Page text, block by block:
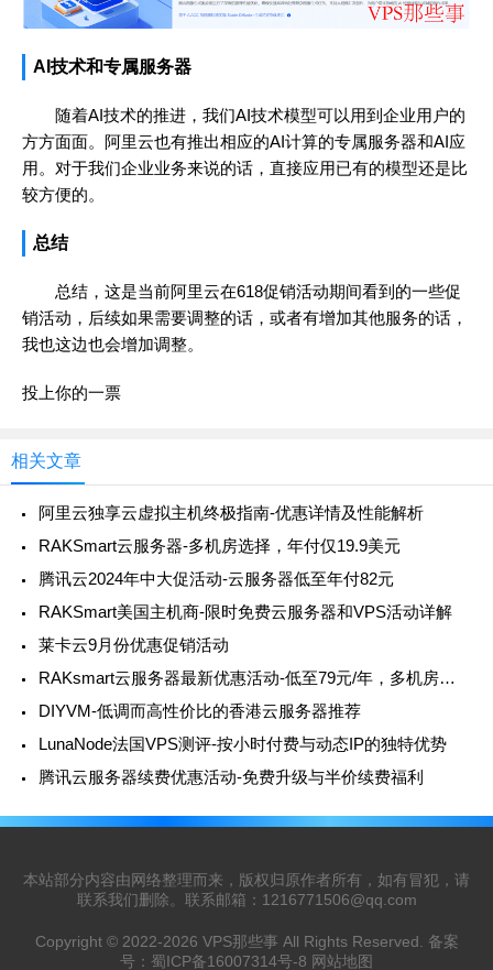
AI技术和专属服务器
随着AI技术的推进，我们AI技术模型可以用到企业用户的
方方面面。阿里云也有推出相应的AI计算的专属服务器和AI应
用。对于我们企业业务来说的话，直接应用已有的模型还是比
较方便的。
总结
总结，这是当前阿里云在618促销活动期间看到的一些促
销活动，后续如果需要调整的话，或者有增加其他服务的话，
我也这边也会增加调整。
投上你的一票
相关文章
阿里云独享云虚拟主机终极指南-优惠详情及性能解析
RAKSmart云服务器-多机房选择，年付仅19.9美元
腾讯云2024年中大促活动-云服务器低至年付82元
RAKSmart美国主机商-限时免费云服务器和VPS活动详解
莱卡云9月份优惠促销活动
RAKsmart云服务器最新优惠活动-低至79元/年，多机房选择
DIYVM-低调而高性价比的香港云服务器推荐
LunaNode法国VPS测评-按小时付费与动态IP的独特优势
腾讯云服务器续费优惠活动-免费升级与半价续费福利
本站部分内容由网络整理而来，版权归原作者所有，如有冒犯，请
联系我们删除。联系邮箱： 1216771506@qq.com
Copyright © 2022-2026 VPS那些事 All Rights Reserved. 备案
号： 蜀ICP备16007314号-8 网站地图